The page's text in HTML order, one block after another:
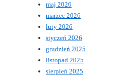
maj 2026
marzec 2026
luty 2026
styczeń 2026
grudzień 2025
listopad 2025
sierpień 2025